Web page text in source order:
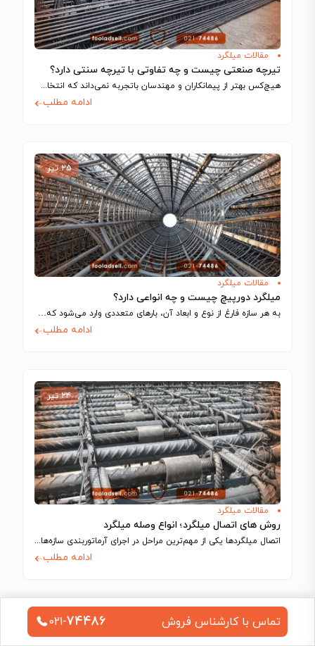
مقالات میلگرد
تیرچه صنعتی چیست و چه تفاوتی با تیرچه سنتی دارد؟
هیچ‌کس بهتر از پیمانکاران و مهندسان باتجربه نمی‌داند که انتخاب اجزای سازه تا چه…
ادامه مطلب
۲۵ تیر
مقالات میلگرد
میلگرد دورپیچ چیست و چه انواعی دارد؟
به هر سازه فارغ از نوع و ابعاد آن، بارهای متعددی وارد می‌شود که…
ادامه مطلب
۲۴ تیر
مقالات میلگرد
روش های اتصال میلگرد؛ انواع وصله میلگرد
اتصال میلگردها یکی از مهم‌ترین مراحل در اجرای آرماتوربندی سازه‌های بتنی است. از آنجایی…
ادامه مطلب
تماس با کارشناس فروش 021-74486